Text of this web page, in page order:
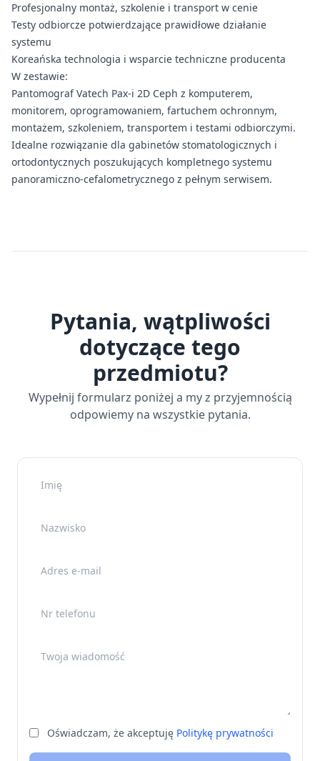
Profesjonalny montaż, szkolenie i transport w cenie
Testy odbiorcze potwierdzające prawidłowe działanie
systemu
Koreańska technologia i wsparcie techniczne producenta
W zestawie:
Pantomograf Vatech Pax-i 2D Ceph z komputerem,
monitorem, oprogramowaniem, fartuchem ochronnym,
montażem, szkoleniem, transportem i testami odbiorczymi.
Idealne rozwiązanie dla gabinetów stomatologicznych i
ortodontycznych poszukujących kompletnego systemu
panoramiczno-cefalometrycznego z pełnym serwisem.
Pytania, wątpliwości
dotyczące tego
przedmiotu?
Wypełnij formularz poniżej a my z przyjemnością
odpowiemy na wszystkie pytania.
Nazwisko
Adres e-mail
Nr telefonu
Twoja wiadomość
Oświadczam, że akceptuję Politykę prywatności